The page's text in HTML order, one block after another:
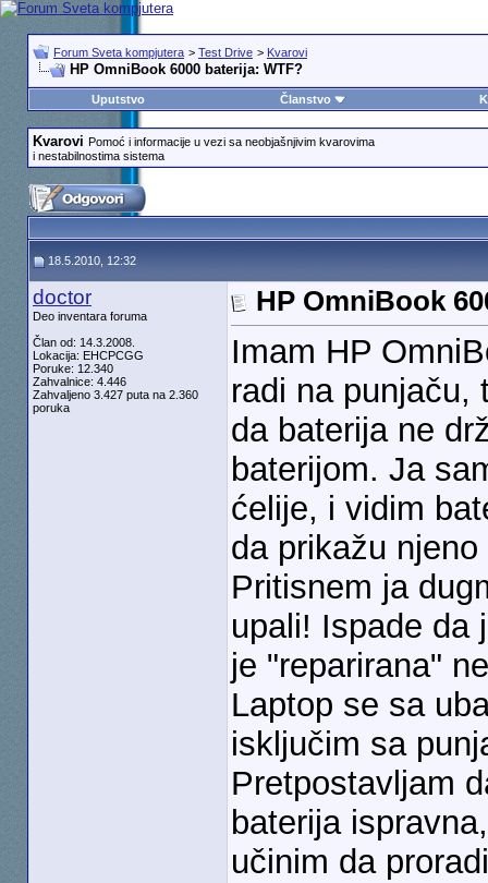
Forum Sveta kompjutera > Test Drive > Kvarovi
HP OmniBook 6000 baterija: WTF?
Uputstvo Članstvo
Kvarovi Pomoć i informacije u vezi sa neobjašnjivim kvarovima
i nestabilnostima sistema
18.5.2010, 12:32
doctor
Deo inventara foruma
Član od: 14.3.2008.
Lokacija: EHCPCGG
Poruke: 12.340
Zahvalnice: 4.446
Zahvaljeno 3.427 puta na 2.360
poruka
HP OmniBook
Imam HP
radi na punjaču,
da baterija ne
baterijom. Ja
ćelije, i vidim
da prikažu
Pritisnem ja
upali! Ispade da
je "reparirana"
Laptop se sa
isključim sa
Pretpostavljam
baterija
učinim da